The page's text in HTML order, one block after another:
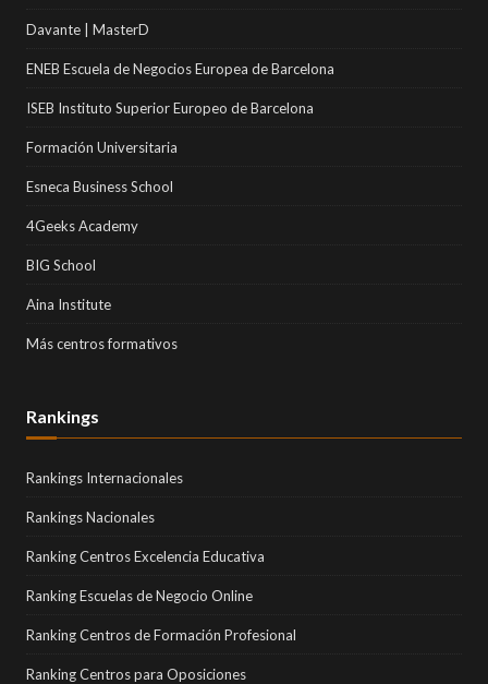
Davante | MasterD
ENEB Escuela de Negocios Europea de Barcelona
ISEB Instituto Superior Europeo de Barcelona
Formación Universitaria
Esneca Business School
4Geeks Academy
BIG School
Aina Institute
Más centros formativos
Rankings
Rankings Internacionales
Rankings Nacionales
Ranking Centros Excelencia Educativa
Ranking Escuelas de Negocio Online
Ranking Centros de Formación Profesional
Ranking Centros para Oposiciones